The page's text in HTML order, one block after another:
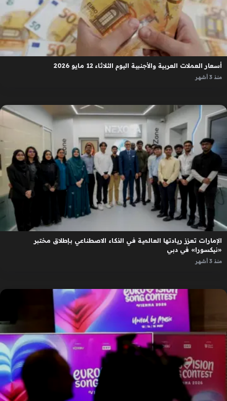
أسعار العملات العربية والأجنبية اليوم الثلاثاء 12 مايو 2026
منذ 3 أشهر
الإمارات تعزز ريادتها العالمية في الذكاء الاصطناعي بإطلاق مختبر
«نيكسورا» في دبي
منذ 3 أشهر